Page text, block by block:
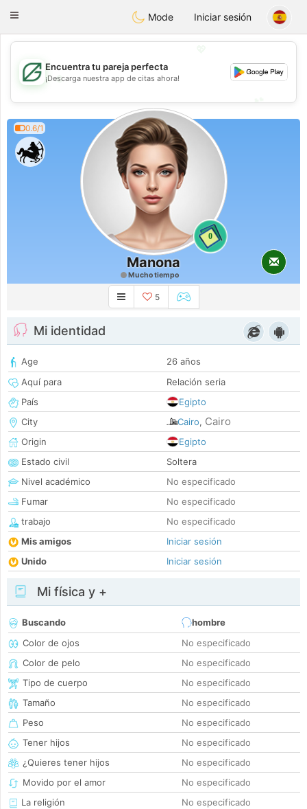
GulfDating
Toggle
Mode Iniciar sesión
💖
💕
Encuentra tu pareja perfecta
¡Descarga nuestra app de citas ahora!
0.6/1
0
Manona
Mucho tiempo
5
Mi identidad
Age
26 años
Aquí para
Relación seria
País
Egipto
City
Cairo, Cairo
Origin
Egipto
Estado civil
Soltera
Nivel académico
No especificado
Fumar
No especificado
trabajo
No especificado
Mis amigos
Iniciar sesión
Unido
Iniciar sesión
Mi física y +
Buscando
hombre
Color de ojos
No especificado
Color de pelo
No especificado
Tipo de cuerpo
No especificado
Tamaño
No especificado
Peso
No especificado
Tener hijos
No especificado
¿Quieres tener hijos
No especificado
Movido por el amor
No especificado
La religión
No especificado